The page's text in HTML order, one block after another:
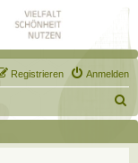
Anmelden
Registrieren
u
c